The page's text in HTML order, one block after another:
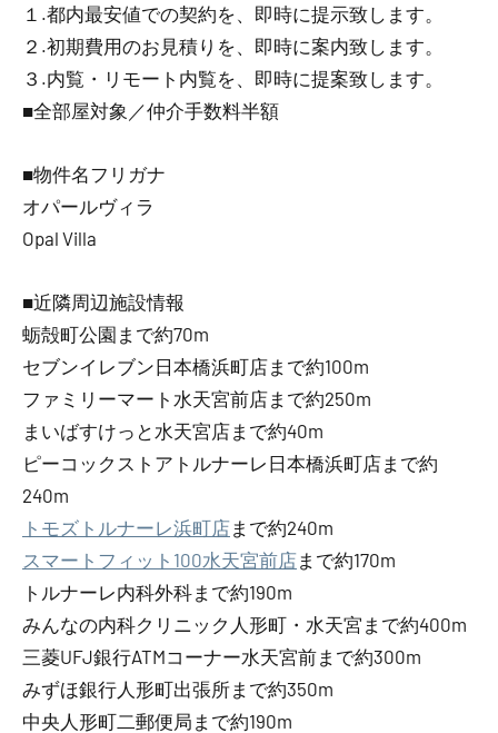
１.都内最安値での契約を、即時に提示致します。
２.初期費用のお見積りを、即時に案内致します。
３.内覧・リモート内覧を、即時に提案致します。
■全部屋対象／仲介手数料半額
■物件名フリガナ
オパールヴィラ
Opal Villa
■近隣周辺施設情報
蛎殻町公園まで約70m
セブンイレブン日本橋浜町店まで約100m
ファミリーマート水天宮前店まで約250m
まいばすけっと水天宮店まで約40m
ピーコックストアトルナーレ日本橋浜町店まで約
240m
トモズトルナーレ浜町店まで約240m
スマートフィット100水天宮前店まで約170m
トルナーレ内科外科まで約190m
みんなの内科クリニック人形町・水天宮まで約400m
三菱UFJ銀行ATMコーナー水天宮前まで約300m
みずほ銀行人形町出張所まで約350m
中央人形町二郵便局まで約190m